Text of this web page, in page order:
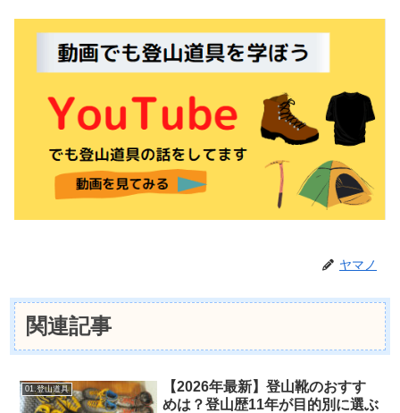
ヤマノ
関連記事
01.登山道具
【2026年最新】登山靴のおすす
めは？登山歴11年が目的別に選ぶ